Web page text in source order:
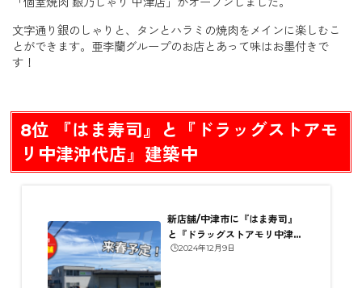
文字通り銀のしゃりと、タンとハラミの焼肉をメインに楽しむこ
とができます。亜李蘭グループのお店とあって味はお墨付きで
す！
8位 『はま寿司』と『ドラッグストアモ
リ中津沖代店』建築中
新店舗/中津市に『はま寿司』
と『ドラッグストアモリ中津沖
代店』建築中！（3/24情...
🕒️2024年12月9日